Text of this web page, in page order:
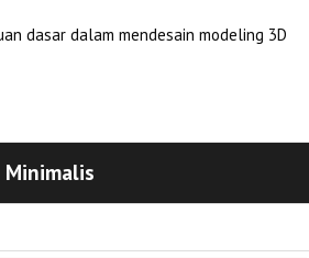
dasar dalam mendesain modeling 3D
Minimalis